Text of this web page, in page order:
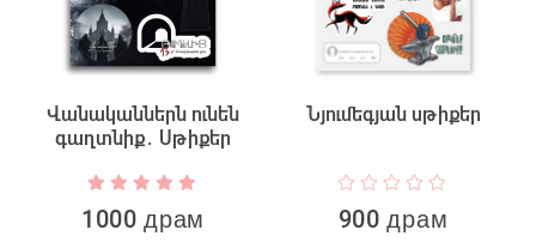
Վանականներն ունեն
գաղտնիք․ Սթիքեր
1000 драм
Նյումեգյան սթիքեր
900 драм